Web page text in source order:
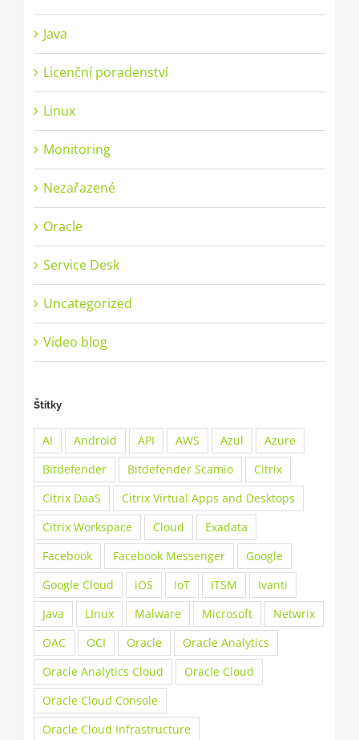
Java
Licenční poradenství
Linux
Monitoring
Nezařazené
Oracle
Service Desk
Uncategorized
Video blog
Štítky
AI Android API AWS Azul
Azure
Bitdefender
Bitdefender Scamio
Citrix
Citrix DaaS
Citrix Virtual Apps and Desktops
Citrix Workspace
Cloud
Exadata
Facebook
Facebook Messenger
Google
Google Cloud
iOS IoT ITSM
Ivanti
Java
LInux Malware Microsoft
Netwrix
OAC
OCI Oracle
Oracle Analytics
Oracle Analytics Cloud
Oracle Cloud
Oracle Cloud Console
Oracle Cloud Infrastructure